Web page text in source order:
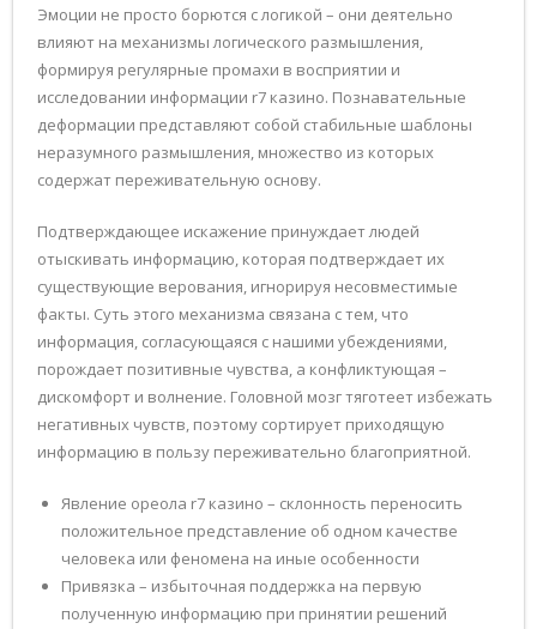
Эмоции не просто борются с логикой – они деятельно
влияют на механизмы логического размышления,
формируя регулярные промахи в восприятии и
исследовании информации r7 казино. Познавательные
деформации представляют собой стабильные шаблоны
неразумного размышления, множество из которых
содержат переживательную основу.
Подтверждающее искажение принуждает людей
отыскивать информацию, которая подтверждает их
существующие верования, игнорируя несовместимые
факты. Суть этого механизма связана с тем, что
информация, согласующаяся с нашими убеждениями,
порождает позитивные чувства, а конфликтующая –
дискомфорт и волнение. Головной мозг тяготеет избежать
негативных чувств, поэтому сортирует приходящую
информацию в пользу переживательно благоприятной.
Явление ореола r7 казино – склонность переносить
положительное представление об одном качестве
человека или феномена на иные особенности
Привязка – избыточная поддержка на первую
полученную информацию при принятии решений